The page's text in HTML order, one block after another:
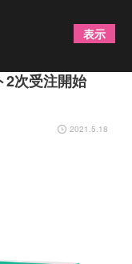
ンジャーズ』
2次受注開始
2021.5.18
表示